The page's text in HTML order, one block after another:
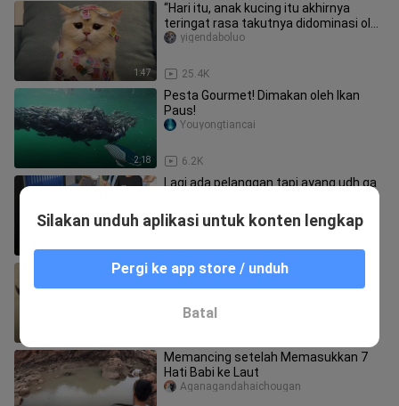
1:47
“Hari itu, anak kucing itu akhirnya
teringat rasa takutnya didominasi oleh
manusia.”
25.4K
yigendaboluo
2:18
Pesta Gourmet! Dimakan oleh Ikan
Paus!
6.2K
Youyongtiancai
Lagi ada pelanggan tapi ayang udh ga
517
KayNime
Saling Berbaik Hati
Memancing setelah Memasukkan 7
Hati Babi ke Laut
Aganagandahaichougan
Silakan unduh aplikasi untuk konten lengkap
Pergi ke app store / unduh
Batal